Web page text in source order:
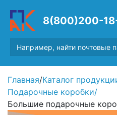
8(800)200-
Главная/Каталог
Подарочные коробки/
Большие подарочные